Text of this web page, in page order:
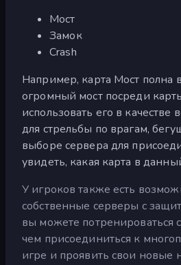
Мост
Замок
Crash
Например, карта Мост полна
огромный мост посреди
использовать его в
для стрельбы по врагам,
выборе сервера для
увидеть, какая карта в
У игроков также есть
собственные серверы с
вы можете потренироваться
чем присоединиться к
игре и проявить свои новые